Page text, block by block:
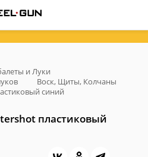
и Луки
Воск, Щиты, Колчаны
синий
пластиковый